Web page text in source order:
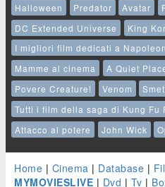
Halloween
Predator Avatar
DC Extended Universe
King
I migliori film dedicati a
Mamme al cinema
A Quiet
Povere Creature!
Venom
Tutti i film della saga di Kung Fu
Attacco al potere
John Wick
Home | Cinema | Database |
MYMOVIESLIVE | Dvd | Tv |